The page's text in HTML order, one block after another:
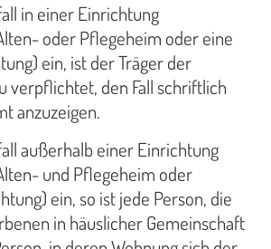
in einer Einrichtung
oder Pflegeheim oder eine
ein, ist der Träger der
verpflichtet, den Fall schriftlich
anzuzeigen.
außerhalb einer Einrichtung
und Pflegeheim oder
ein, so ist jede Person, die
in häuslicher Gemeinschaft